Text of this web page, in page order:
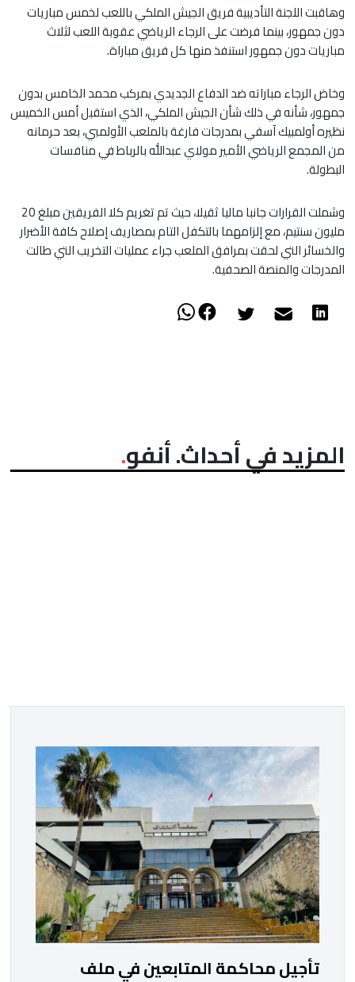
وهاقبت اللجنة التأديبية فريق الجيش الملكي باللعب لخمس مباريات
دون جمهور، بينما فرضت على الرجاء الرياضي عقوبة اللعب لثلاث
مباريات دون جمهور استنفذ منها كل فريق مباراة.
وخاض الرجاء مباراته ضد الدفاع الجديدي بمركب محمد الخامس بدون
جمهور، شأنه في ذلك شأن الجيش الملكي، الذي استقبل أمس الخميس
نظيره أولمبيك آسفي بمدرجات فارغة بالملعب الأولمبي، بعد حرمانه
من المجمع الرياضي الأمير مولاي عبدالله بالرباط في منافسات
البطولة.
وشملت القرارات جانبا ماليا ثقيلا، حيث تم تغريم كلا الفريقين مبلغ 20
مليون سنتيم، مع إلزامهما بالتكفل التام بمصاريف إصلاح كافة الأضرار
والخسائر التي لحقت بمرافق الملعب جراء عمليات التخريب التي طالت
المدرجات والمنصة الصحفية.
المزيد في أحداث. أنفو
تأجيل محاكمة المتابعين في ملف